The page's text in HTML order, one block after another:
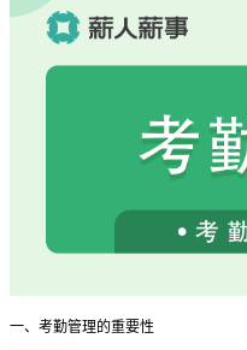
一、考勤管理的重要性